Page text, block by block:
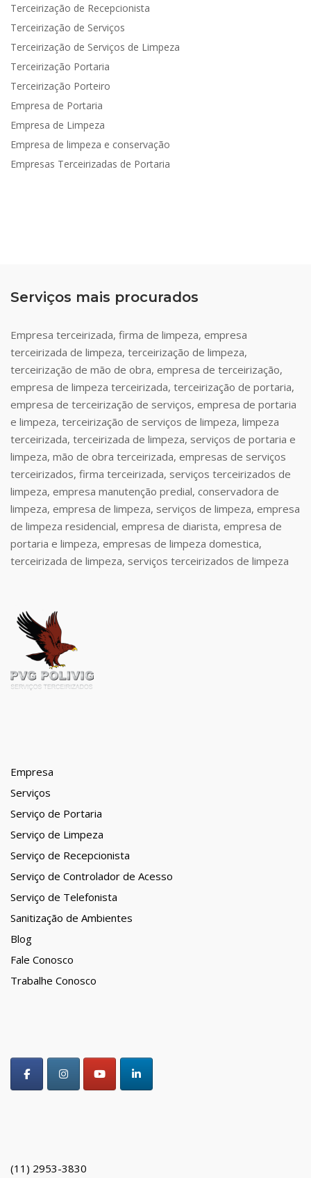
Terceirização de Recepcionista
Terceirização de Serviços
Terceirização de Serviços de Limpeza
Terceirização Portaria
Terceirização Porteiro
Empresa de Portaria
Empresa de Limpeza
Empresa de limpeza e conservação
Empresas Terceirizadas de Portaria
Serviços mais procurados
Empresa terceirizada, firma de limpeza, empresa
terceirizada de limpeza, terceirização de limpeza,
terceirização de mão de obra, empresa de terceirização,
empresa de limpeza terceirizada, terceirização de portaria,
empresa de terceirização de serviços, empresa de portaria
e limpeza, terceirização de serviços de limpeza, limpeza
terceirizada, terceirizada de limpeza, serviços de portaria e
limpeza, mão de obra terceirizada, empresas de serviços
terceirizados, firma terceirizada, serviços terceirizados de
limpeza, empresa manutenção predial, conservadora de
limpeza, empresa de limpeza, serviços de limpeza, empresa
de limpeza residencial, empresa de diarista, empresa de
portaria e limpeza, empresas de limpeza domestica,
terceirizada de limpeza, serviços terceirizados de limpeza
Empresa
Serviços
Serviço de Portaria
Serviço de Limpeza
Serviço de Recepcionista
Serviço de Controlador de Acesso
Serviço de Telefonista
Sanitização de Ambientes
Blog
Fale Conosco
Trabalhe Conosco
(11) 2953-3830